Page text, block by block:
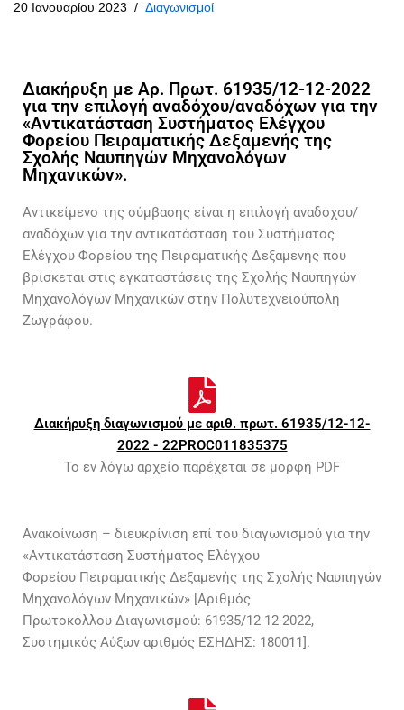
20 Ιανουαρίου 2023 Διαγωνισμοί
Διακήρυξη με Αρ. Πρωτ. 61935/12-12-2022
για την επιλογή αναδόχου/αναδόχων για την
«Αντικατάσταση Συστήματος Ελέγχου
Φορείου Πειραματικής Δεξαμενής της
Σχολής Ναυπηγών Μηχανολόγων
Μηχανικών».
Αντικείμενο της σύμβασης είναι η επιλογή αναδόχου/
αναδόχων για την αντικατάσταση του Συστήματος
Ελέγχου Φορείου της Πειραματικής Δεξαμενής που
βρίσκεται στις εγκαταστάσεις της Σχολής Ναυπηγών
Μηχανολόγων Μηχανικών στην Πολυτεχνειούπολη
Ζωγράφου.
Διακήρυξη διαγωνισμού με αριθ. πρωτ. 61935/12-12-
2022 - 22PROC011835375
Το εν λόγω αρχείο παρέχεται σε μορφή PDF
Ανακοίνωση – διευκρίνιση επί του διαγωνισμού για την
«Αντικατάσταση Συστήματος Ελέγχου
Φορείου Πειραματικής Δεξαμενής της Σχολής Ναυπηγών
Μηχανολόγων Μηχανικών» [Αριθμός
Πρωτοκόλλου Διαγωνισμού: 61935/12-12-2022,
Συστημικός Αύξων αριθμός ΕΣΗΔΗΣ: 180011].